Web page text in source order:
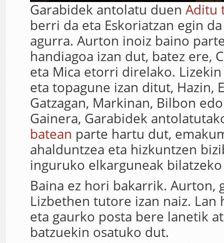
Garabidek antolatu duen Aditu
berri da eta Eskoriatzan egin
agurra. Aurton inoiz baino
handiagoa izan dut, batez ere,
eta Mica etorri direlako.
eta topagune izan ditut, Hazin,
Gatzagan, Markinan, Bilbon
Gainera, Garabidek
batean parte hartu dut,
ahalduntzea eta hizkuntzen
inguruko elkarguneak
Baina ez hori bakarrik. Aurton,
Lizbethen tutore izan naiz. Lan
eta gaurko posta bere lanetik
batzuekin osatuko dut.